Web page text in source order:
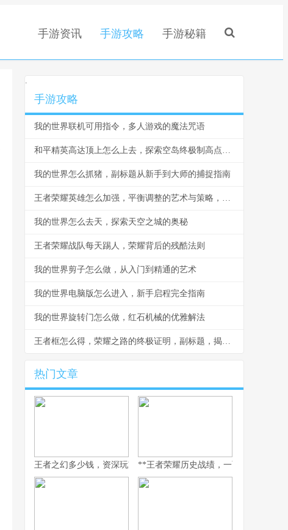
手游资讯 手游攻略 手游秘籍
.
手游攻略
我的世界联机可用指令，多人游戏的魔法咒语
和平精英高达顶上怎么上去，探索空岛终极制高点副标题
我的世界怎么抓猪，副标题从新手到大师的捕捉指南
王者荣耀英雄怎么加强，平衡调整的艺术与策略，副标题，资深玩家视角下的英雄优化思考
我的世界怎么去天，探索天空之城的奥秘
王者荣耀战队每天踢人，荣耀背后的残酷法则
我的世界剪子怎么做，从入门到精通的艺术
我的世界电脑版怎么进入，新手启程完全指南
我的世界旋转门怎么做，红石机械的优雅解法
王者框怎么得，荣耀之路的终极证明，副标题，揭秘段位边框获取之道
热门文章
王者之幻多少钱，资深玩家眼中的价格真相**王者荣耀历史战绩，一面映照竞技